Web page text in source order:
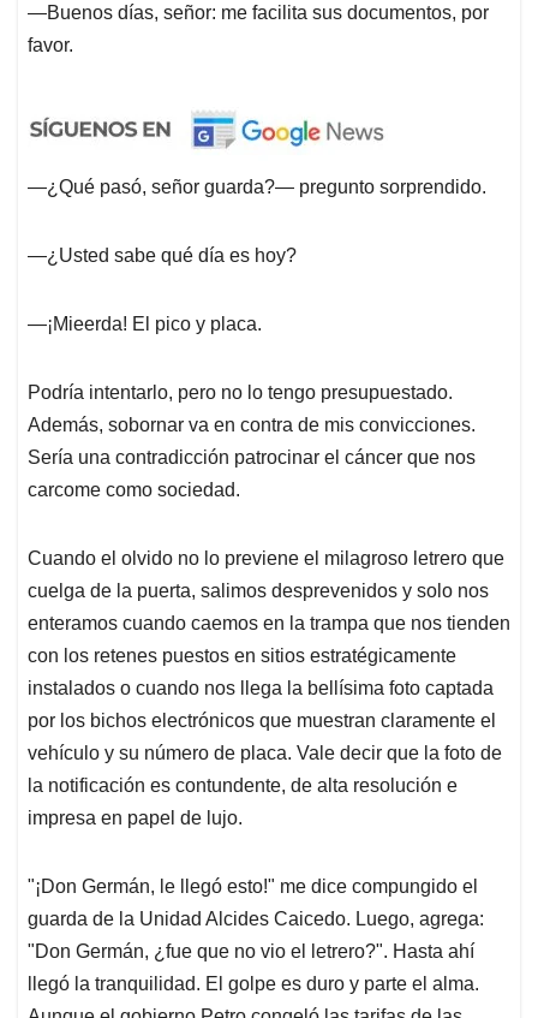
—Buenos días, señor: me facilita sus documentos, por
favor.
—¿Qué pasó, señor guarda?— pregunto sorprendido.
—¿Usted sabe qué día es hoy?
—¡Mieerda! El pico y placa.
Podría intentarlo, pero no lo tengo presupuestado.
Además, sobornar va en contra de mis convicciones.
Sería una contradicción patrocinar el cáncer que nos
carcome como sociedad.
Cuando el olvido no lo previene el milagroso letrero que
cuelga de la puerta, salimos desprevenidos y solo nos
enteramos cuando caemos en la trampa que nos tienden
con los retenes puestos en sitios estratégicamente
instalados o cuando nos llega la bellísima foto captada
por los bichos electrónicos que muestran claramente el
vehículo y su número de placa. Vale decir que la foto de
la notificación es contundente, de alta resolución e
impresa en papel de lujo.
"¡Don Germán, le llegó esto!" me dice compungido el
guarda de la Unidad Alcides Caicedo. Luego, agrega:
"Don Germán, ¿fue que no vio el letrero?". Hasta ahí
llegó la tranquilidad. El golpe es duro y parte el alma.